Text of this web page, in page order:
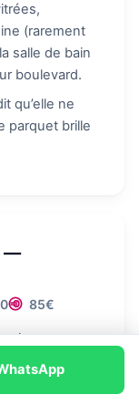
(rarement
salle de bain
boulevard.
qu’elle ne
parquet brille
—
85€
toits aux
le
de